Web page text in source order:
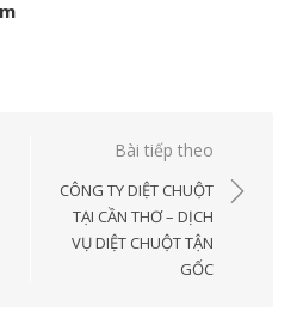
Bài tiếp theo
CÔNG TY DIỆT CHUỘT
TẠI CẦN THƠ – DỊCH
VỤ DIỆT CHUỘT TẬN
GỐC